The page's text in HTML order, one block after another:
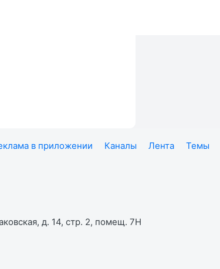
в приложении Каналы Лента
Темы
д. 14, стр. 2, помещ. 7Н